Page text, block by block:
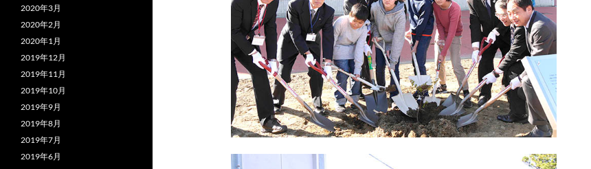
2020年3月
2020年2月
2020年1月
2019年12月
2019年11月
2019年10月
2019年9月
2019年8月
2019年7月
2019年6月